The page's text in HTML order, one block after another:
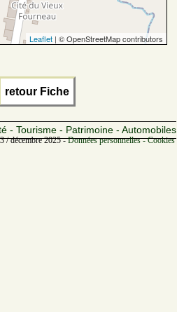
Leaflet | © OpenStreetMap contributors
retour Fiche
- Tourisme - Patrimoine - Automobiles
/ décembre 2025 -Données personnelles -